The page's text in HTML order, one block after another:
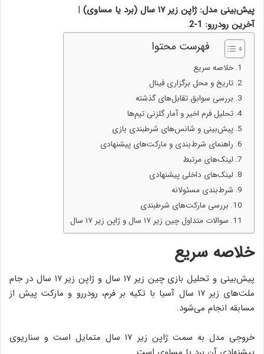
پیش‌بینی مدل: ژاپن زیر ۱۷ سال (برد یا مساوی)
|
آخرین رودررو: 1-2
.
فهرست محتوا
خلاصه سریع
تاریخ و محل برگزاری فینال
بررسی سوابق تقابل‌های گذشته
تحلیل فرم اخیر و آمار گلزنی تیم‌ها
پیش‌بینی و شانس‌های شرطبندی بازی
راهنمای شرط‌بندی و مارکت‌های پیشنهادی
لینک‌های مرتبط
لینک‌های داخلی پیشنهادی
شرط‌بندی مسئولانه
بررسی مارکت‌های شرطبندی
سوالات متداول چین زیر ۱۷ سال و ژاپن زیر ۱۷ سال
خلاصه سریع
پیش‌بینی و تحلیل بازی چین زیر ۱۷ سال و ژاپن زیر ۱۷ سال در جام
ملت‌های زیر ۱۷ سال آسیا با تکیه بر فرم، رودررو و مارکت پیش از
مسابقه انجام می‌شود.
خروجی مدل به سمت ژاپن زیر ۱۷ سال متمایل است و سناریوی